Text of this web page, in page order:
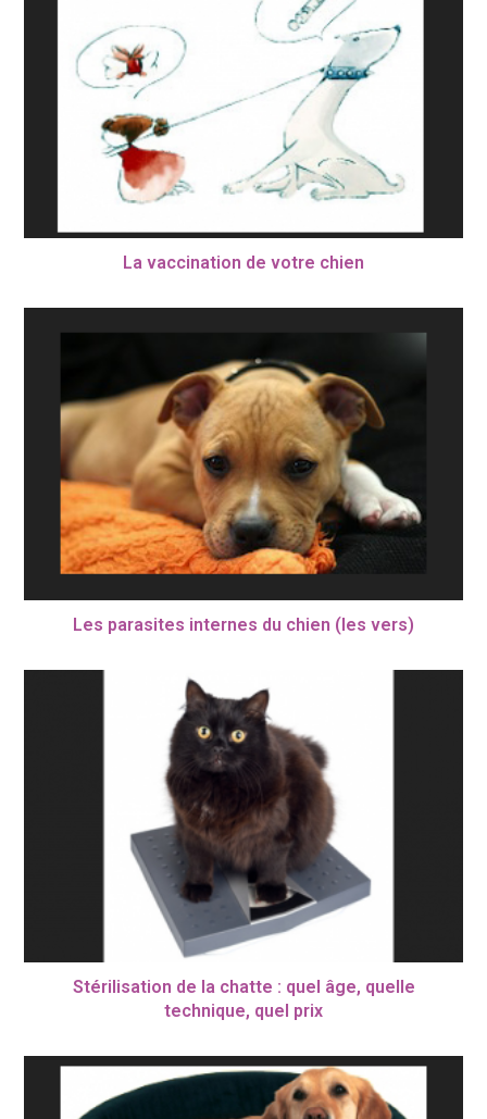
La vaccination de votre chien
Les parasites internes du chien (les vers)
Stérilisation de la chatte : quel âge, quelle
technique, quel prix